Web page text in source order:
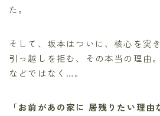
た。
そして、坂本はついに、核心を突
引っ越しを拒む、その本当の理由
などではなく…。
「お前があの家に 居残りたい理